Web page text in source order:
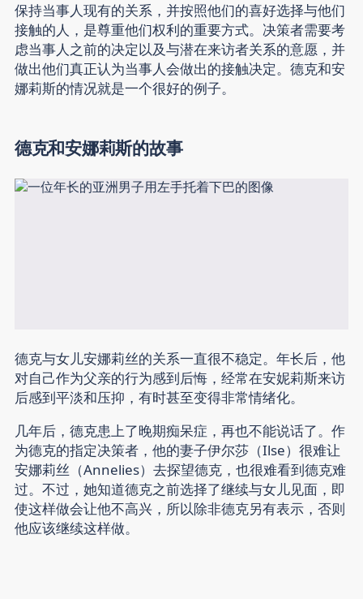
保持当事人现有的关系，并按照他们的喜好选择与他们
接触的人，是尊重他们权利的重要方式。决策者需要考
虑当事人之前的决定以及与潜在来访者关系的意愿，并
做出他们真正认为当事人会做出的接触决定。德克和安
娜莉斯的情况就是一个很好的例子。
德克和安娜莉斯的故事
德克与女儿安娜莉丝的关系一直很不稳定。年长后，他
对自己作为父亲的行为感到后悔，经常在安妮莉斯来访
后感到平淡和压抑，有时甚至变得非常情绪化。
几年后，德克患上了晚期痴呆症，再也不能说话了。作
为德克的指定决策者，他的妻子伊尔莎（Ilse）很难让
安娜莉丝（Annelies）去探望德克，也很难看到德克难
过。不过，她知道德克之前选择了继续与女儿见面，即
使这样做会让他不高兴，所以除非德克另有表示，否则
他应该继续这样做。